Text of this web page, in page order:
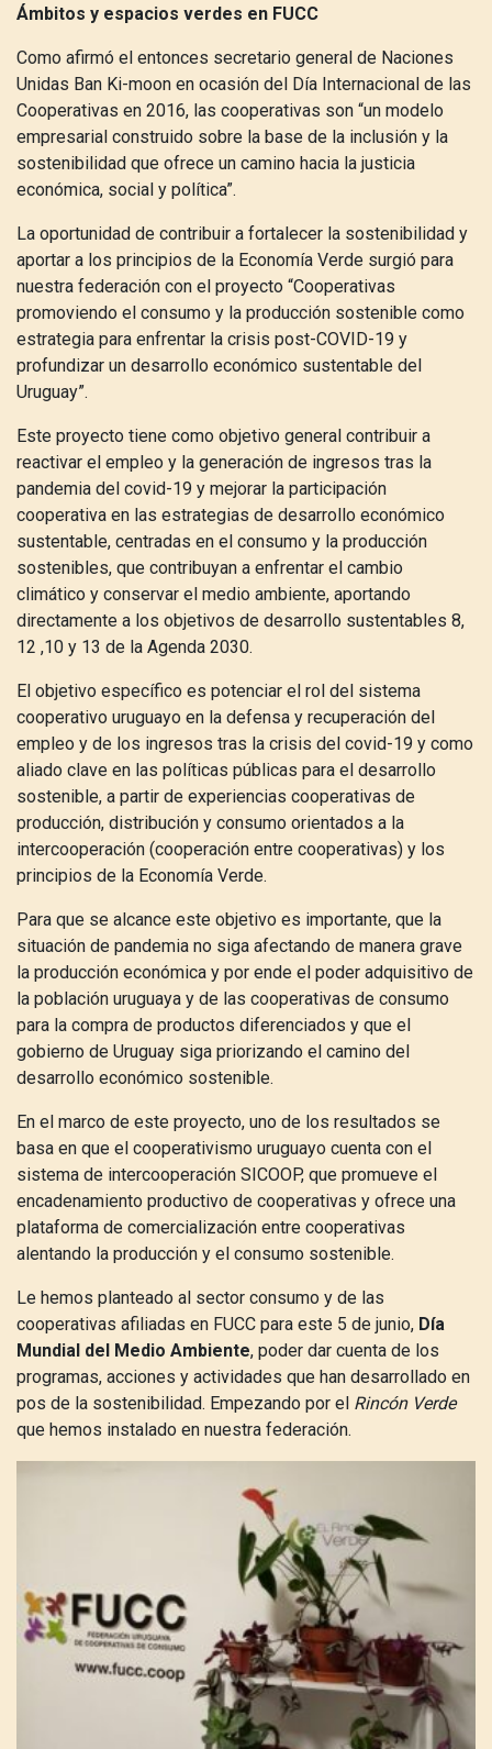
Ámbitos y espacios verdes en FUCC
Como afirmó el entonces secretario general de Naciones
Unidas Ban Ki-moon en ocasión del Día Internacional de las
Cooperativas en 2016, las cooperativas son “un modelo
empresarial construido sobre la base de la inclusión y la
sostenibilidad que ofrece un camino hacia la justicia
económica, social y política”.
La oportunidad de contribuir a fortalecer la sostenibilidad y
aportar a los principios de la Economía Verde surgió para
nuestra federación con el proyecto “Cooperativas
promoviendo el consumo y la producción sostenible como
estrategia para enfrentar la crisis post-COVID-19 y
profundizar un desarrollo económico sustentable del
Uruguay”.
Este proyecto tiene como objetivo general contribuir a
reactivar el empleo y la generación de ingresos tras la
pandemia del covid-19 y mejorar la participación
cooperativa en las estrategias de desarrollo económico
sustentable, centradas en el consumo y la producción
sostenibles, que contribuyan a enfrentar el cambio
climático y conservar el medio ambiente, aportando
directamente a los objetivos de desarrollo sustentables 8,
12 ,10 y 13 de la Agenda 2030.
El objetivo específico es potenciar el rol del sistema
cooperativo uruguayo en la defensa y recuperación del
empleo y de los ingresos tras la crisis del covid-19 y como
aliado clave en las políticas públicas para el desarrollo
sostenible, a partir de experiencias cooperativas de
producción, distribución y consumo orientados a la
intercooperación (cooperación entre cooperativas) y los
principios de la Economía Verde.
Para que se alcance este objetivo es importante, que la
situación de pandemia no siga afectando de manera grave
la producción económica y por ende el poder adquisitivo de
la población uruguaya y de las cooperativas de consumo
para la compra de productos diferenciados y que el
gobierno de Uruguay siga priorizando el camino del
desarrollo económico sostenible.
En el marco de este proyecto, uno de los resultados se
basa en que el cooperativismo uruguayo cuenta con el
sistema de intercooperación SICOOP, que promueve el
encadenamiento productivo de cooperativas y ofrece una
plataforma de comercialización entre cooperativas
alentando la producción y el consumo sostenible.
Le hemos planteado al sector consumo y de las
cooperativas afiliadas en FUCC para este 5 de junio, Día
Mundial del Medio Ambiente, poder dar cuenta de los
programas, acciones y actividades que han desarrollado en
pos de la sostenibilidad. Empezando por el Rincón Verde
que hemos instalado en nuestra federación.